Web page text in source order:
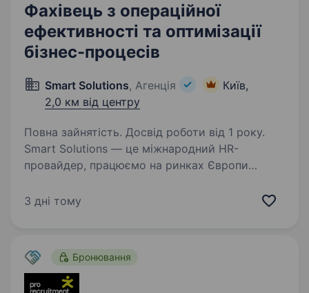
Фахівець з операційної
ефективності та оптимізації
бізнес-процесів
Smart Solutions, Агенція
Київ,
2,0 км від центру
Повна зайнятість. Досвід роботи від 1 року.
Smart Solutions — це міжнародний HR-
провайдер, працюємо на ринках Європи
в Києві. А проекти не мають кордонів. Наші
3 дні тому
Бронювання